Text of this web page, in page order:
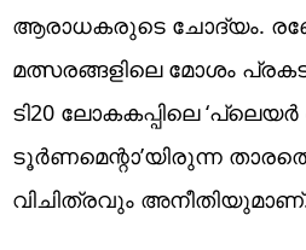
ആരാധകരുടെ ചോദ്യം.
മത്സരങ്ങളിലെ മോശം
ടി20 ലോകകപ്പിലെ
ടൂര്‍ണമെന്റാ’യിരുന്ന
വിചിത്രവും